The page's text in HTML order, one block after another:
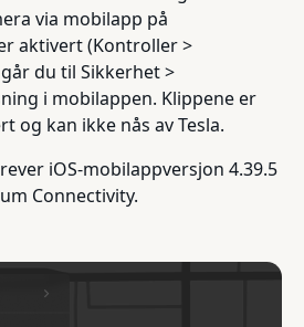
via mobilapp på
aktivert (Kontroller >
du til Sikkerhet >
i mobilappen. Klippene er
og kan ikke nås av Tesla.
iOS-mobilappversjon 4.39.5
Connectivity.